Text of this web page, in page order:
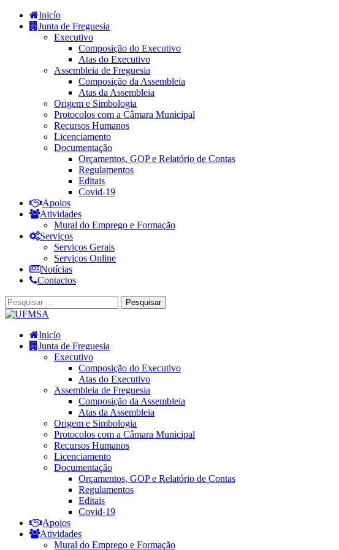
Inicío
Junta de Freguesia
Executivo
Composição do Executivo
Atas do Executivo
Assembleia de Freguesia
Composição da Assembleia
Atas da Assembleia
Origem e Simbologia
Protocolos com a Câmara Municipal
Recursos Humanos
Licenciamento
Documentação
Orçamentos, GOP e Relatório de Contas
Regulamentos
Editais
Covid-19
Apoios
Atividades
Mural do Emprego e Formação
Serviços
Serviços Gerais
Serviços Online
Notícias
Contactos
Inicío
Junta de Freguesia
Executivo
Composição do Executivo
Atas do Executivo
Assembleia de Freguesia
Composição da Assembleia
Atas da Assembleia
Origem e Simbologia
Protocolos com a Câmara Municipal
Recursos Humanos
Licenciamento
Documentação
Orçamentos, GOP e Relatório de Contas
Regulamentos
Editais
Covid-19
Apoios
Atividades
Mural do Emprego e Formação